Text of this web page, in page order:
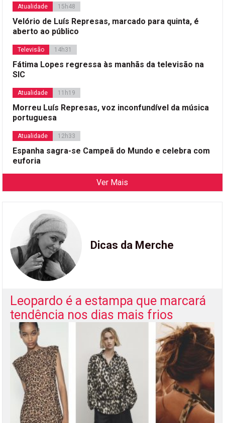
Atualidade 15h48
Velório de Luís Represas, marcado para quinta, é
aberto ao público
Televisão 14h31
Fátima Lopes regressa às manhãs da televisão na
SIC
Atualidade 11h19
Morreu Luís Represas, voz inconfundível da música
portuguesa
Atualidade 12h33
Espanha sagra-se Campeã do Mundo e celebra com
euforia
Ver Mais
Dicas da Merche
Leopardo é a estampa que marcará
tendência nos dias mais frios